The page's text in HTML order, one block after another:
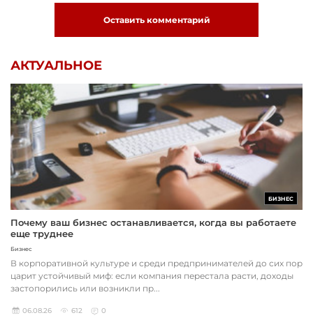
Оставить комментарий
АКТУАЛЬНОЕ
БИЗНЕС
Почему ваш бизнес останавливается, когда вы работаете
еще труднее
Бизнес
В корпоративной культуре и среди предпринимателей до сих пор
царит устойчивый миф: если компания перестала расти, доходы
застопорились или возникли пр...
06.08.26 612 0